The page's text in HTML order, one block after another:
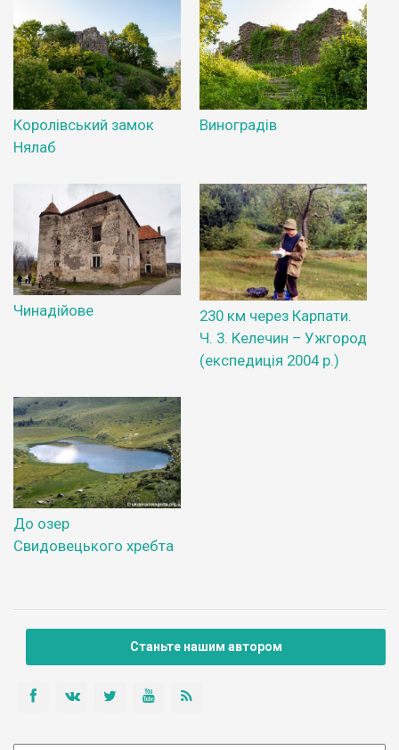
Королівський замок
Нялаб
Виноградів
Чинадійове
230 км через Карпати.
Ч. 3. Келечин – Ужгород
(експедиція 2004 р.)
До озер
Свидовецького хребта
Станьте нашим автором